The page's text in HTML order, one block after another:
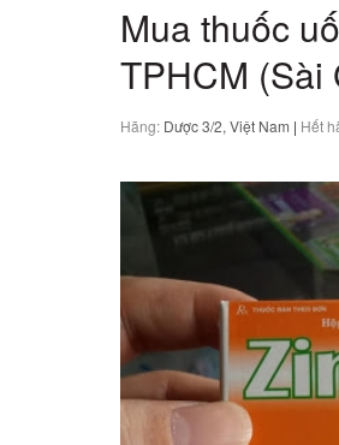
Mua thuốc
TPHCM (Sài
Hãng: Dược 3/2, Việt Nam | Hết